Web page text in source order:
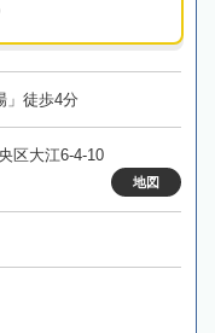
」徒歩4分
区大江6-4-10
地図